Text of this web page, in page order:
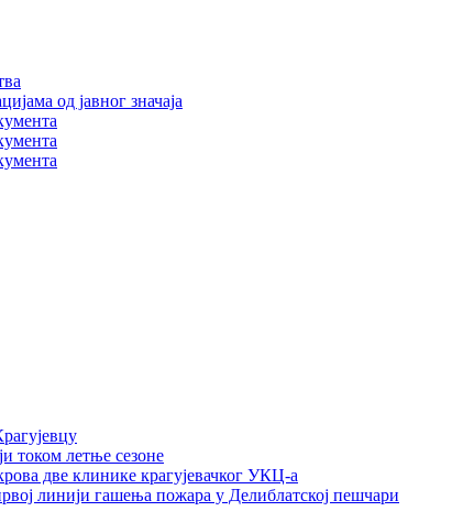
од јавног значаја
током летње сезоне
две клинике крагујевачког УКЦ-а
линији гашења пожара у Делиблатској пешчари